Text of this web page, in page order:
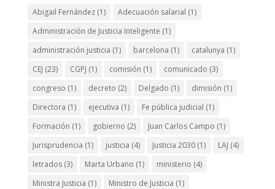
Abigail Fernández(1) Adecuación salarial (1)
Administración de Justicia Inteligente (1)
administración justicia (1) barcelona (1) catalunya (1)
CEJ (23) CGPJ (1) comisión (1) comunicado (3)
congreso (1) decreto (2) Delgado (1) dimisión (1)
Directora (1) ejecutiva (1) Fe pública judicial (1)
Formación (1) gobierno (2) Juan Carlos Campo (1)
Jurisprudencia (1) justicia (4) Justicia 2030(1) LAJ (4)
letrados(3) Marta Urbano (1) ministerio (4)
Ministra Justicia (1) Ministro de Justicia (1)